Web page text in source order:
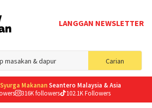
LANGGAN NEWSLETTER
Carian
for:
MakananSeantero Malaysia & Asia
316K followers 102.1K Followers